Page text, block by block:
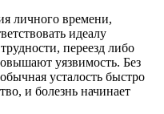
личного времени,
идеалу
переезд либо
уязвимость. Без
усталость быстро
и болезнь начинает